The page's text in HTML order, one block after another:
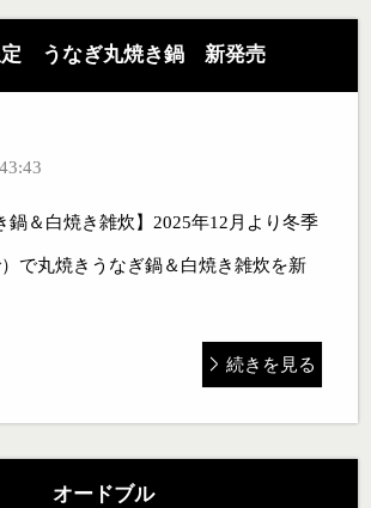
定 うなぎ丸焼き鍋 新発売
鍋＆白焼き雑炊】2025年12月より冬季
で丸焼きうなぎ鍋＆白焼き雑炊を新
続きを見る
オードブル